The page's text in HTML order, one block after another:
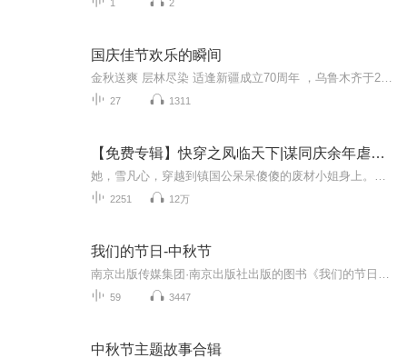
1 2
国庆佳节欢乐的瞬间
27 1311
【免费专辑】快穿之凤临天下|谋同庆余年虐同墨雨云间
2251 12万
我们的节日-中秋节
59 3447
中秋节主题故事合辑